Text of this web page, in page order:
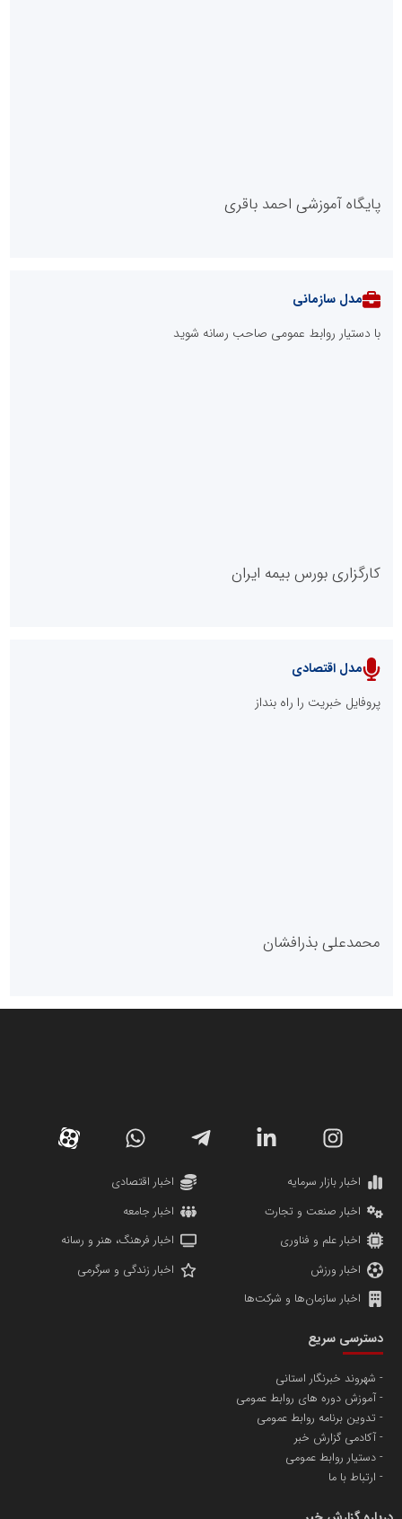
پایگاه آموزشی احمد باقری
پایگاه خبری نهضت ملی مسکن
پایگاه خبری گفتمان یزد
دانشگاه سئوی ایران
پایگاه اطلاع رسانی اعتلای نهادهای مردمی
مدل سازمانی
با دستیار روابط عمومی صاحب رسانه شوید
کارگزاری بورس بیمه ایران
تامین آهن اسفنجی تولیدکنندگان فولاد در کشور
مدل اقتصادی
پروفایل خبریت را راه بنداز
محمدعلی بذرافشان
مریم حاج نوروز نظری
مسعودصادقی
اخبار بازار سرمایه
اخبار اقتصادی
اخبار صنعت و تجارت
اخبار جامعه
اخبار علم و فناوری
اخبار فرهنگ، هنر و رسانه
اخبار ورزش
اخبار زندگی و سرگرمی
اخبار سازمان‌ها و شرکت‌ها
دسترسی سریع
شهروند خبرنگار استانی
آموزش دوره های روابط عمومی
تدوین برنامه روابط عمومی
آکادمی گزارش خبر
دستیار روابط عمومی
ارتباط با ما